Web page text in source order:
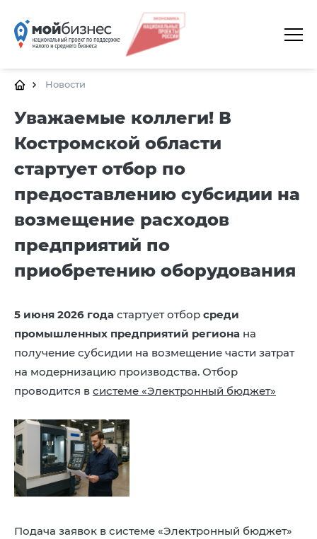
8 (4942) 42-35-83
ЛИЧНЫЙ КАБИНЕТ
ГЛАВНАЯ
ЦЕНТРЫ
КАЛЕНДАРЬ МЕРОПРИЯТИЙ
ДОКУМЕНТЫ
ПОЛЕЗНЫЕ ССЫЛКИ
Новости
Уважаемые коллеги! В
Костромской области
стартует отбор по
предоставлению субсидии на
возмещение расходов
предприятий по
приобретению оборудования
5 июня 2026 года стартует отбор среди
промышленных предприятий региона на
получение субсидии на возмещение части затрат
на модернизацию производства. Отбор
проводится в системе «Электронный бюджет»
Подача заявок в системе «Электронный бюджет»